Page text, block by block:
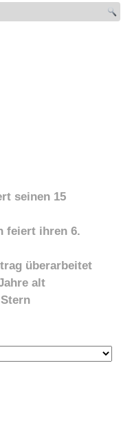
seinen 15
feiert ihren 6.
überarbeitet
alt